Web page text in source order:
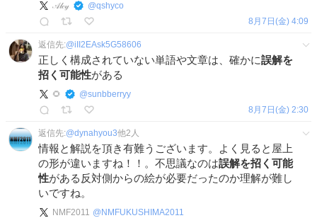
𝒜𝓁𝒸𝓎 @qshyco
8月7日(金) 4:09
返信先:@iII2EAsk5G58606
正しく構成されていない単語や文章は、確かに誤解を
招く可能性がある
🌻 @sunbberryy
8月7日(金) 2:30
返信先:@dynahyou3他2 人
情報と解説を頂き有難うございます。よく見ると屋上
の形が違いますね！！。不思議なのは誤解を招く可能
性がある反対側からの絵が必要だったのか理解が難し
いですね。
NMF2011 @ NMFUKUSHIMA2011